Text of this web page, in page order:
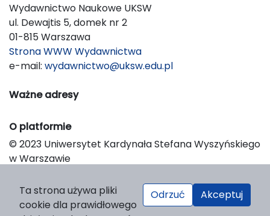
Wydawnictwo Naukowe UKSW
ul. Dewajtis 5, domek nr 2
01-815 Warszawa
Strona WWW Wydawnictwa
e-mail: wydawnictwo@uksw.edu.pl
Ważne adresy
O platformie
© 2023 Uniwersytet Kardynała Stefana Wyszyńskiego
w Warszawie
Platform & Workflow by OJS/PKP
Ta strona używa pliki
cookie dla prawidłowego
Odrzuć Akceptuj